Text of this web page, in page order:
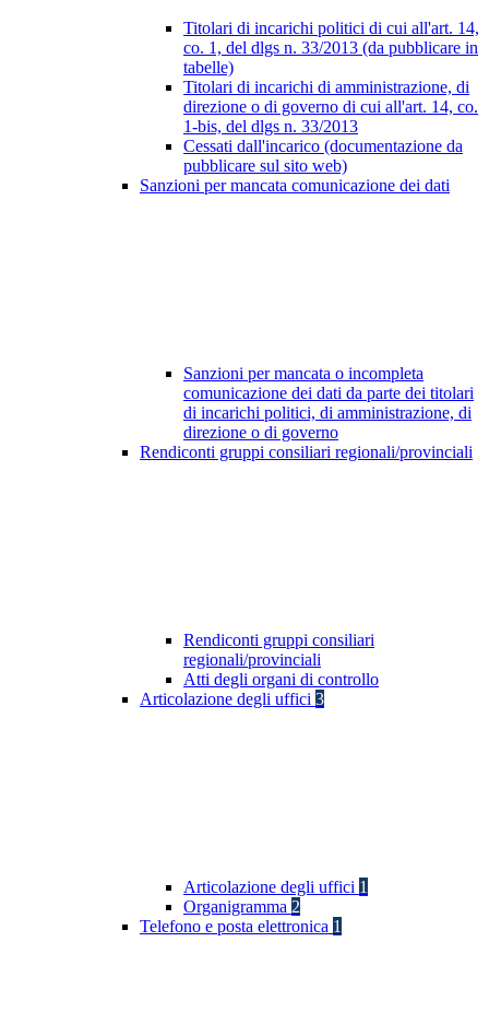
Titolari di incarichi politici di cui all'art. 14,
co. 1, del dlgs n. 33/2013 (da pubblicare in
tabelle)
Titolari di incarichi di amministrazione, di
direzione o di governo di cui all'art. 14, co.
1-bis, del dlgs n. 33/2013
Cessati dall'incarico (documentazione da
pubblicare sul sito web)
Sanzioni per mancata comunicazione dei dati
Sanzioni per mancata o incompleta
comunicazione dei dati da parte dei titolari
di incarichi politici, di amministrazione, di
direzione o di governo
Rendiconti gruppi consiliari regionali/provinciali
Rendiconti gruppi consiliari
regionali/provinciali
Atti degli organi di controllo
Articolazione degli uffici 3
Articolazione degli uffici 1
Organigramma 2
Telefono e posta elettronica 1